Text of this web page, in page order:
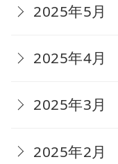
2025年5月
2025年4月
2025年3月
2025年2月